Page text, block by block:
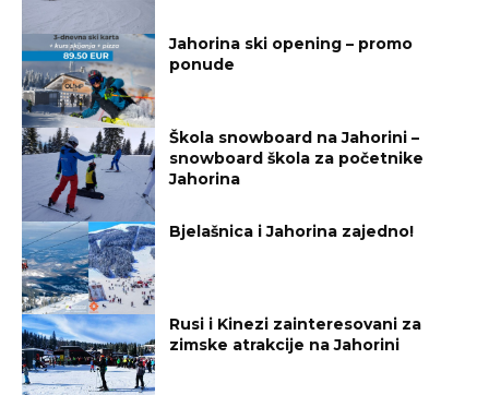
Jahorina ski opening – promo
ponude
Škola snowboard na Jahorini –
snowboard škola za početnike
Jahorina
Bjelašnica i Jahorina zajedno!
Rusi i Kinezi zainteresovani za
zimske atrakcije na Jahorini